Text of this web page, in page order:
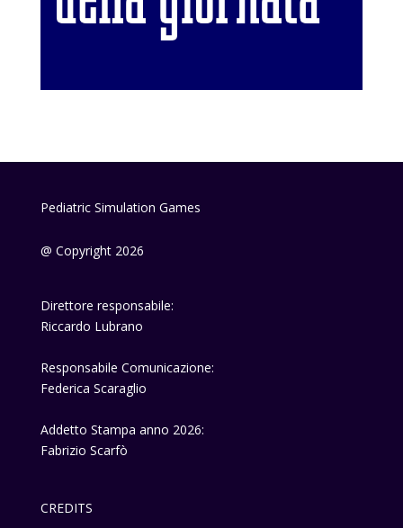
Pediatric Simulation Games
@ Copyright 2026
Direttore responsabile:
Riccardo Lubrano
Responsabile Comunicazione:
Federica Scaraglio
Addetto Stampa anno 2026:
Fabrizio Scarfò
CREDITS